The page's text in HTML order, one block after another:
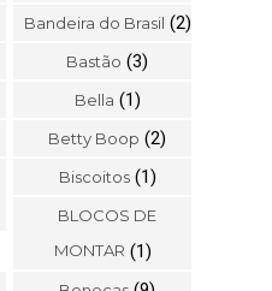
Bandeira do Brasil (2)
Bastão (3)
Bella (1)
Betty Boop (2)
Biscoitos (1)
BLOCOS DE
MONTAR (1)